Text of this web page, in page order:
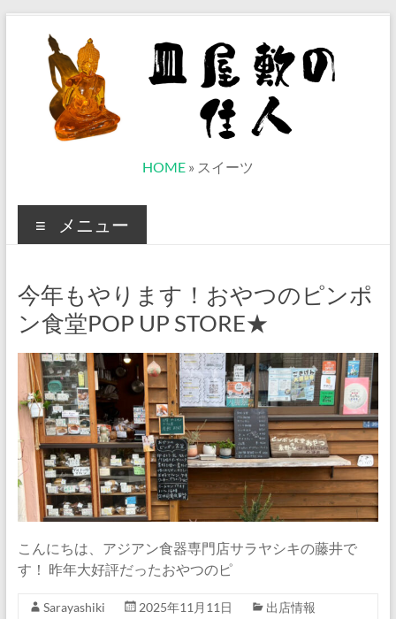
屋
敷
の
住
人
ベ
ト
ナ
ム
食
器・
タ
イ
食
器・
HOME » スイーツ
メニュー
今年もやります！おやつのピンポ
ン食堂POP UP STORE★
こんにちは、アジアン食器専門店サラヤシキの藤井で
す！ 昨年大好評だったおやつのピ
Sarayashiki 2025年11月11日
出店情報